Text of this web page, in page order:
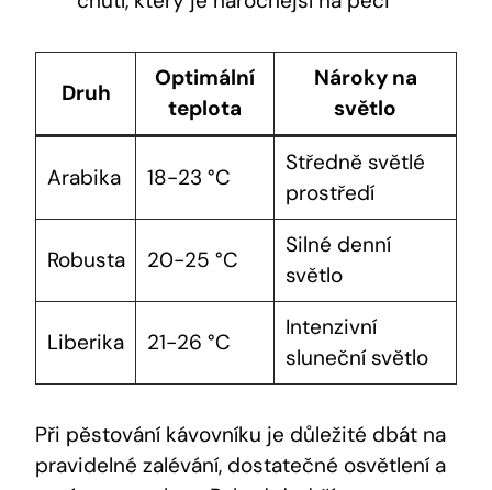
Druh
Optimální
teplota
Nároky na
světlo
Arabika 18-23 °C
Středně světlé
prostředí
Robusta 20-25 °C
Silné denní
světlo
Liberika 21-26 °C
Intenzivní
sluneční světlo
Při pěstování kávovníku je důležité dbát na
pravidelné zalévání, dostatečné osvětlení a